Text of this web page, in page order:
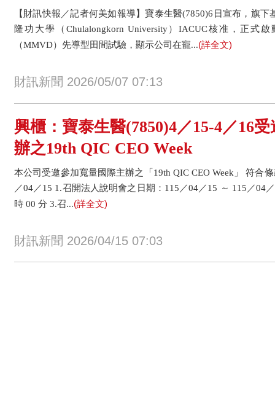
【財訊快報／記者何美如報導】寶泰生醫(7850)6日宣布，旗下
隆功大學（Chulalongkorn University）IACUC核准，正式
（MMVD）先導型田間試驗，顯示公司在寵...(詳全文)
財訊新聞 2026/05/07 07:13
興櫃：寶泰生醫(7850)4／15-4／16
辦之19th QIC CEO Week
本公司受邀參加寬量國際主辦之「19th QIC CEO Week」 符合
／04／15 1.召開法人說明會之日期：115／04／15 ～ 115／04
時 00 分 3.召...(詳全文)
財訊新聞 2026/04/15 07:03